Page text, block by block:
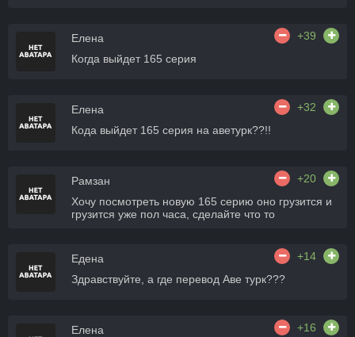
Елена
+39
Когда выйдет 165 серия
Елена
+32
Кода выйдет 165 серия на аветурк??!!
Рамзан
+20
Хочу посмотреть новую 165 серию оно грузится и
грузится уже пол часа, сделайте что то
Едена
+14
Здравствуйте, а где перевод Аве турк???
Елена
+16